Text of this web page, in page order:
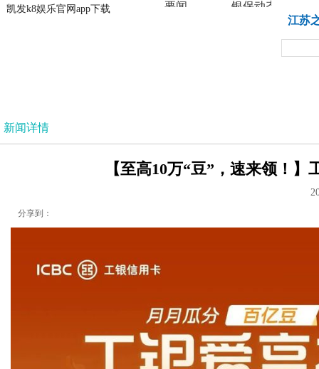
凯发k8娱乐官网app下载
凯发k8娱乐官网app下载
要闻 银保动态
江苏
新闻详情
【至高10万“豆”，速来领！
分享到：